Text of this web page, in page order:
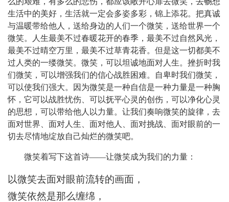
生活中的美好，生活就一定会多姿多彩，锦上添花。 把真诚
与温暖带给他人，送给身边的人们一个微笑，送给世界一个
微笑。人生最美不过春暖花开的春季，最美不过自然风光，
最美不过晴空万里，最美不过草青花香。但是这一切都美不
过人类的一缕微笑。微笑，可以坦诚地面对人生。挫折时我
们微笑，可以增强我们的信心战胜困难。自卑时我们微笑，
可以使我们强大。因为微笑是一种自信是一种力量是一种胸
怀，它可以战胜忧伤、可以抚平心灵的创伤，可以净化心灵
的思想，可以带给他人以力量。让我们奏响微笑的旋律，去
面对世界、面对人生、面对他人、面对挑战、面对眼前的一
切去尽情地绽放自己灿烂的微笑吧。
微笑着写下这首诗——让微笑成为我们的力量：
以微笑去面对眼前流转的画面 ，
微笑依然是那么缠绵 ，